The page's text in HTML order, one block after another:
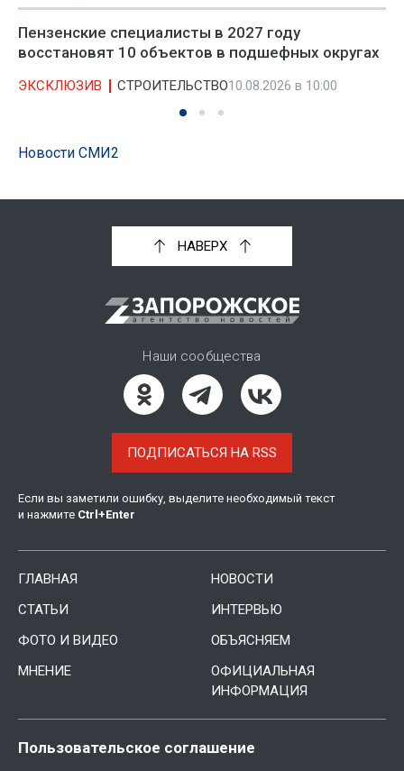
Пензенские специалисты в 2027 году
восстановят 10 объектов в подшефных округах
ЭКСКЛЮЗИВ СТРОИТЕЛЬСТВО10.08.2026 в 10:00
Новости СМИ2
НАВЕРХ
Наши сообщества
ПОДПИСАТЬСЯ НА RSS
Если вы заметили ошибку, выделите необходимый текст
и нажмите Ctrl +Enter
ГЛАВНАЯ
НОВОСТИ
СТАТЬИ
ИНТЕРВЬЮ
ФОТО И ВИДЕО
ОБЪЯСНЯЕМ
МНЕНИЕ
ОФИЦИАЛЬНАЯ
ИНФОРМАЦИЯ
Пользовательское соглашение